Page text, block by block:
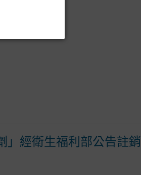
」經衛生福利部公告註銷